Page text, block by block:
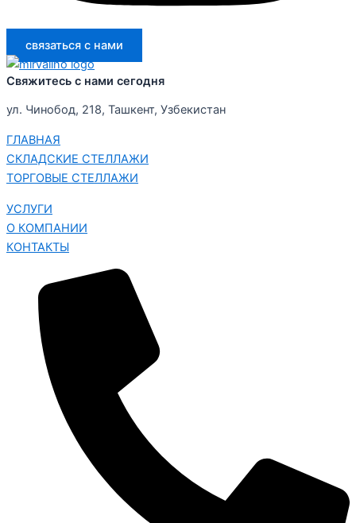
связаться с нами
Свяжитесь с нами сегодня
ул. Чинобод, 218, Ташкент, Узбекистан
ГЛАВНАЯ
СКЛАДСКИЕ СТЕЛЛАЖИ
ТОРГОВЫЕ СТЕЛЛАЖИ
УСЛУГИ
О КОМПАНИИ
КОНТАКТЫ